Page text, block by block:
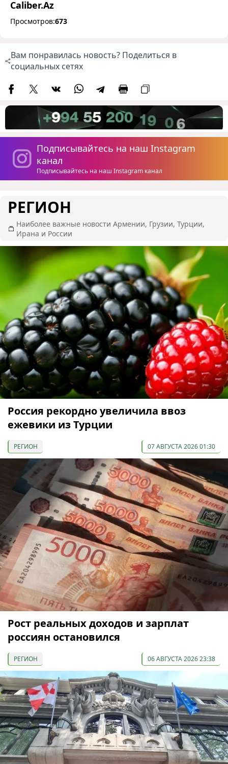
Caliber.Az
Просмотров:673
Вам понравилась новость? Поделиться в
социальных сетях
Подписывайтесь на наш Instagram
канал
Подписывайтесь на наш Instagram канал
РЕГИОН
Наиболее важные новости Армении, Грузии, Турции,
Ирана и России
Россия рекордно увеличила ввоз
ежевики из Турции
РЕГИОН 07 АВГУСТА 2026 01:30
Рост реальных доходов и зарплат
россиян остановился
РЕГИОН 06 АВГУСТА 2026 23:38